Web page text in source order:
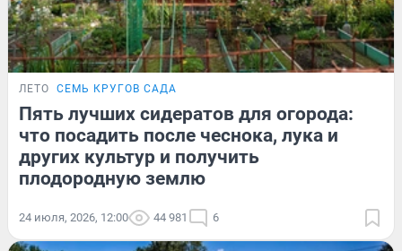
ЛЕТО СЕМЬ КРУГОВ САДА
Пять лучших сидератов для огорода:
что посадить после чеснока, лука и
других культур и получить
плодородную землю
24 июля, 2026, 12:00 44 981 6